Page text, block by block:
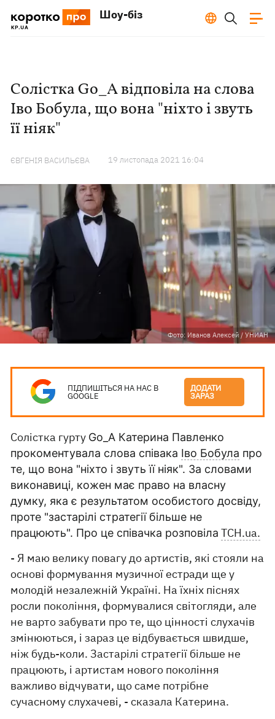
Шоу-біз
Солістка Go_A відповіла на слова
Іво Бобула, що вона "ніхто і звуть
її ніяк"
ЄВГЕНІЯ ВАСИЛЬЄВА 19 листопада 2021 16:04
Фото: Иванов Алексей / УНИАН
ПІДПИШІТЬСЯ НА НАС В
GOOGLE
ДОДАТИ
ЗАРАЗ
Солістка гурту Go_A Катерина Павленко
прокоментувала слова співака Іво Бобула про
те, що вона "ніхто і звуть її ніяк". За словами
виконавиці, кожен має право на власну
думку, яка є результатом особистого досвіду,
проте "застарілі стратегії більше не
працюють". Про це співачка розповіла ТСН.ua.
- Я маю велику повагу до артистів, які стояли на
основі формування музичної естради ще у
молодій незалежній Україні. На їхніх піснях
росли покоління, формувалися світогляди, але
не варто забувати про те, що цінності слухачів
змінюються, і зараз це відбувається швидше,
ніж будь-коли. Застарілі стратегії більше не
працюють, і артистам нового покоління
важливо відчувати, що саме потрібне
сучасному слухачеві, - сказала Катерина.